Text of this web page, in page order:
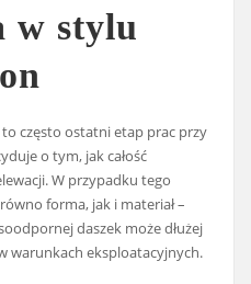
w stylu
często ostatni etap prac przy
o tym, jak całość
W przypadku tego
forma, jak i materiał –
daszek może dłużej
warunkach eksploatacyjnych.